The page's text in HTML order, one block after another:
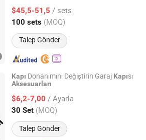
Aksesuarları
$45,5-51,5 / sets
100 sets (MOQ)
Talep Gönder
Fiyat 2024
Kapı Donanımını Değiştirin Garaj Kapısı
Aksesuarları
$6,2-7,00 / Ayarla
30 Set (MOQ)
Talep Gönder
Ltd.
Fiyat 2009